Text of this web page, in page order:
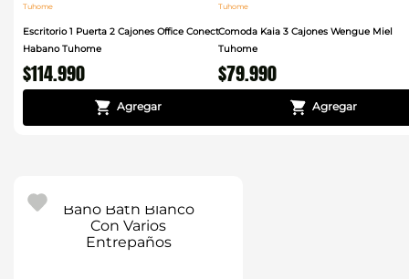
Tuhome
Escritorio 1 Puerta 2 Cajones Office Conect
Habano Tuhome
$114.990
Tuhome
Comoda Kaia 3 Cajones Wengue Miel
Tuhome
$79.990